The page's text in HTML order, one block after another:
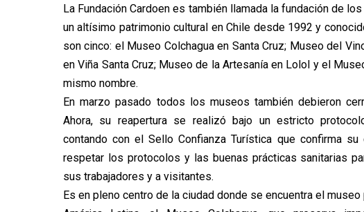
La Fundación Cardoen es también llamada la fundación de
un altísimo patrimonio cultural en Chile desde 1992 y
son cinco: el Museo Colchagua en Santa Cruz; Museo del
en Viña Santa Cruz; Museo de la Artesanía en Lolol y el
mismo nombre.
En marzo pasado todos los museos también debieron
Ahora, su reapertura se realizó bajo un estricto
contando con el Sello Confianza Turística que confirma
respetar los protocolos y las buenas prácticas sanitarias
sus trabajadores y a visitantes.
Es en pleno centro de la ciudad donde se encuentra el